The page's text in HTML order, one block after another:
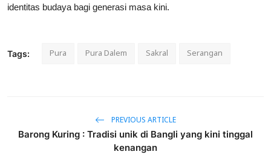
identitas budaya bagi generasi masa kini.
Tags: Pura Pura Dalem Sakral Serangan
PREVIOUS ARTICLE
Barong Kuring : Tradisi unik di Bangli yang kini tinggal
kenangan